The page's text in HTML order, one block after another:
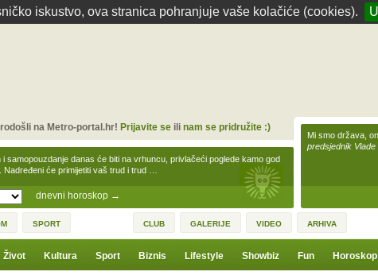
iskustvo, ova stranica pohranjuje vaše kolačiće (cookies).
dnevni horoskop →
i samopouzdanje danas će biti na vrhuncu, privlačeći poglede kamo god
Nadređeni će primijetiti vaš trud i trud …
na Metro-portal.hr! Prijavite seili nam se pridružite :)
Mi smo država,
predsjednik
SPORT CLUB GALERIJE VIDEO ARHIVA
Život Kultura Sport Biznis Lifestyle Showbiz Fun Horoskop